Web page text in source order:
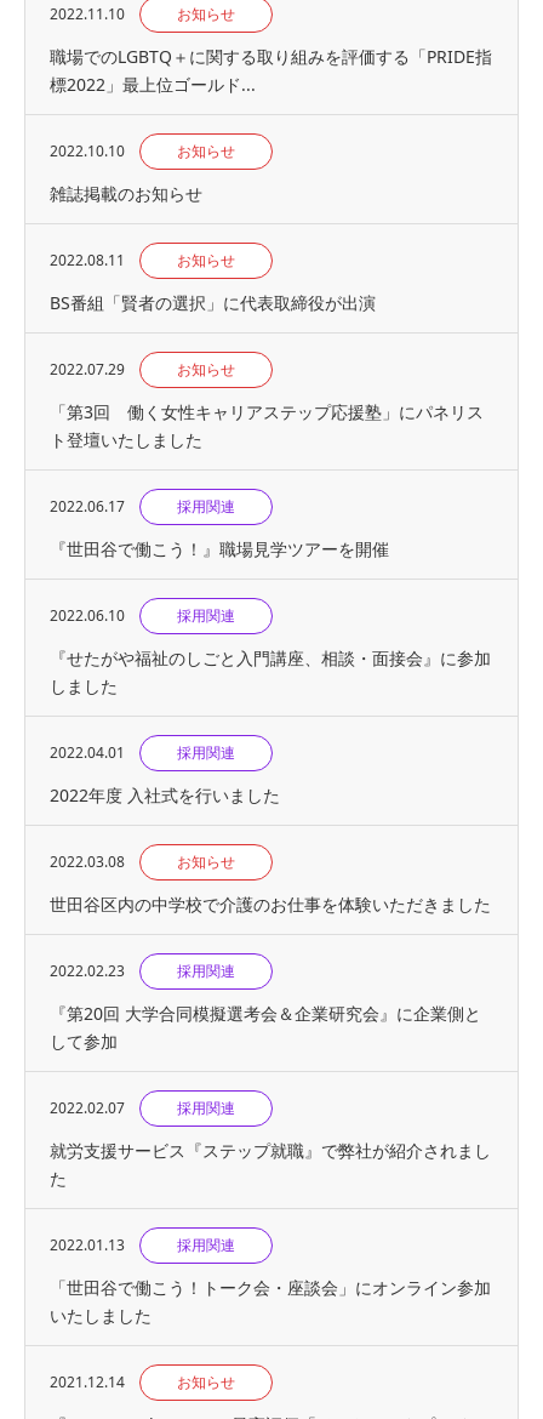
2022.11.10 お知らせ
職場でのLGBTQ＋に関する取り組みを評価する「PRIDE指
標2022」最上位ゴールド...
2022.10.10 お知らせ
雑誌掲載のお知らせ
2022.08.11 お知らせ
BS番組「賢者の選択」に代表取締役が出演
2022.07.29 お知らせ
「第3回 働く女性キャリアステップ応援塾」にパネリス
ト登壇いたしました
2022.06.17 採用関連
『世⽥⾕で働こう！』職場見学ツアーを開催
2022.06.10 採用関連
『せたがや福祉のしごと入門講座、相談・面接会』に参加
しました
2022.04.01 採用関連
2022年度 入社式を行いました
2022.03.08 お知らせ
世田谷区内の中学校で介護のお仕事を体験いただきました
2022.02.23 採用関連
『第20回 大学合同模擬選考会＆企業研究会』に企業側と
して参加
2022.02.07 採用関連
就労支援サービス『ステップ就職』で弊社が紹介されまし
た
2022.01.13 採用関連
「世田谷で働こう！トーク会・座談会」にオンライン参加
いたしました
2021.12.14 お知らせ